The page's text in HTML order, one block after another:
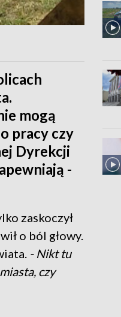
mogą
pracy czy
Dyrekcji
-
zaskoczył
o ból głowy.
- Nikt tu
czy